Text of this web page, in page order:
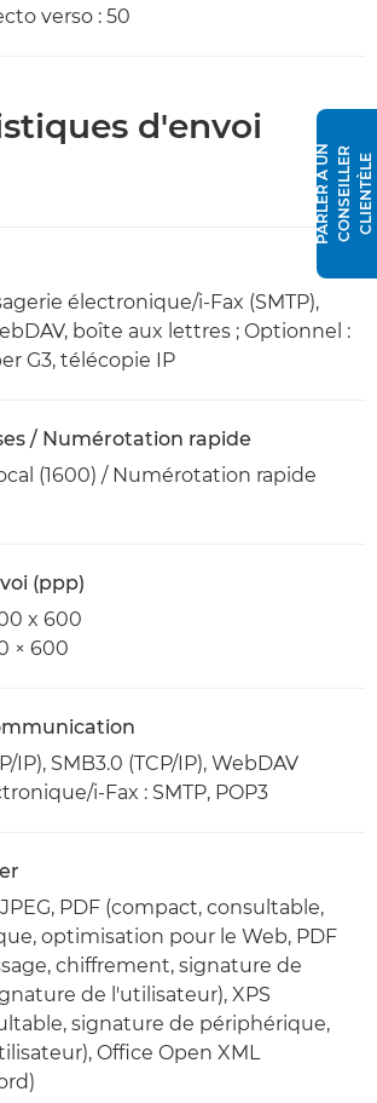
verso : 50
d'envoi
électronique/i-Fax (SMTP),
boîte aux lettres ; Optionnel :
G3, télécopie IP
/ Numérotation rapide
(1600) / Numérotation rapide
(ppp)
x 600
× 600
IP), SMB3.0 (TCP/IP), WebDAV
i-Fax : SMTP, POP3
PDF (compact, consultable,
optimisation pour le Web, PDF
chiffrement, signature de
de l'utilisateur), XPS
signature de périphérique,
Office Open XML
P
A
R
L
E
R
À U
N
C
O
N
S
E
I
L
L
E
R
C
L
I
E
N
T
È
L E